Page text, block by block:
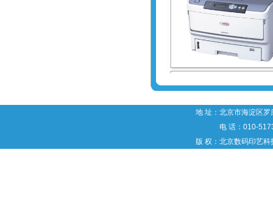
地 址：北京市海淀区
电 话：010-
版 权：北京数码印艺